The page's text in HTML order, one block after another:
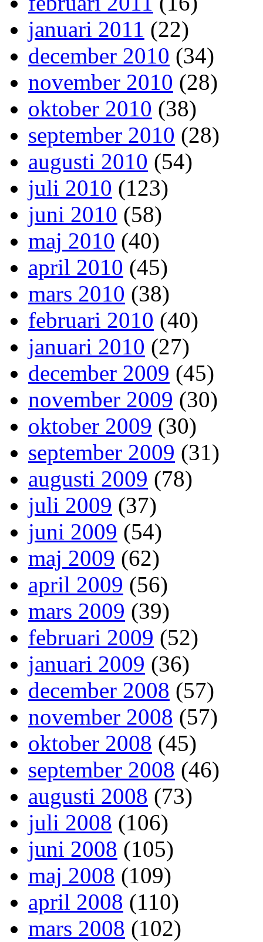
januari 2011 (22)
december 2010 (34)
november 2010 (28)
oktober 2010 (38)
september 2010 (28)
augusti 2010 (54)
juli 2010 (123)
juni 2010 (58)
maj 2010 (40)
april 2010 (45)
mars 2010 (38)
februari 2010 (40)
januari 2010 (27)
december 2009 (45)
november 2009 (30)
oktober 2009 (30)
september 2009 (31)
augusti 2009 (78)
juli 2009 (37)
juni 2009 (54)
maj 2009 (62)
april 2009 (56)
mars 2009 (39)
februari 2009 (52)
januari 2009 (36)
december 2008 (57)
november 2008 (57)
oktober 2008 (45)
september 2008 (46)
augusti 2008 (73)
juli 2008 (106)
juni 2008 (105)
maj 2008 (109)
april 2008 (110)
mars 2008 (102)